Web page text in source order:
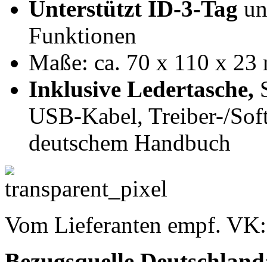
Unterstützt ID-3-Tag
Funktionen
Maße: ca. 70 x 110 x 23
Inklusive Ledertasche,
USB-Kabel, Treiber-/
deutschem Handbuch
Vom Lieferanten empf.